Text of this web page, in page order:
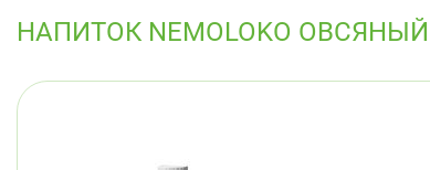
НАПИТОК NEMOLOKO